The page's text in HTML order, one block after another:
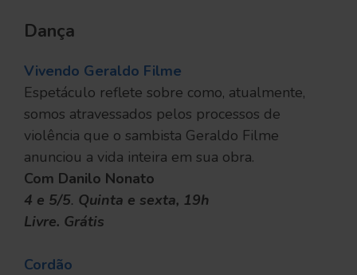
Dança
Vivendo Geraldo Filme
Espetáculo reflete sobre como, atualmente,
somos atravessados pelos processos de
violência que o sambista Geraldo Filme
anunciou a vida inteira em sua obra.
Com Danilo Nonato
4 e 5/5. Quinta e sexta, 19h
Livre. Grátis
Cordão